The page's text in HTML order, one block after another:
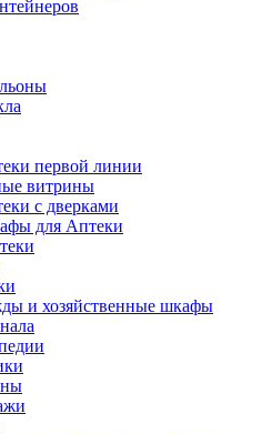
первой линии
витрины
с дверками
для Аптеки
и хозяйственные шкафы